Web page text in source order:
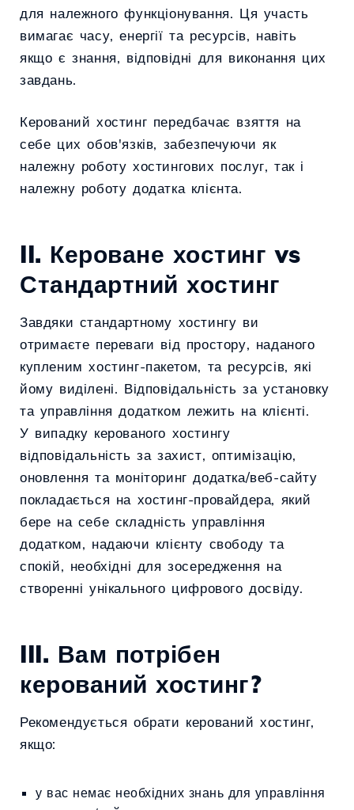
для належного функціонування. Ця участь
вимагає часу, енергії та ресурсів, навіть
якщо є знання, відповідні для виконання цих
завдань.
Керований хостинг передбачає взяття на
себе цих обов'язків, забезпечуючи як
належну роботу хостингових послуг, так і
належну роботу додатка клієнта.
II. Кероване хостинг vs
Стандартний хостинг
Завдяки стандартному хостингу ви
отримаєте переваги від простору, наданого
купленим хостинг-пакетом, та ресурсів, які
йому виділені. Відповідальність за установку
та управління додатком лежить на клієнті.
У випадку керованого хостингу
відповідальність за захист, оптимізацію,
оновлення та моніторинг додатка/веб-сайту
покладається на хостинг-провайдера, який
бере на себе складність управління
додатком, надаючи клієнту свободу та
спокій, необхідні для зосередження на
створенні унікального цифрового досвіду.
III. Вам потрібен
керований хостинг?
Рекомендується обрати керований хостинг,
якщо:
у вас немає необхідних знань для управління